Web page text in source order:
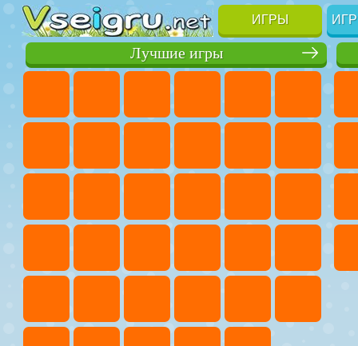
ИГРЫ
Лучшие игры